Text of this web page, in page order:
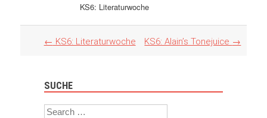
KS6: Literaturwoche
Artikel
← KS6: Literaturwoche KS6: Alain’s Tonejuice →
SUCHE
Search